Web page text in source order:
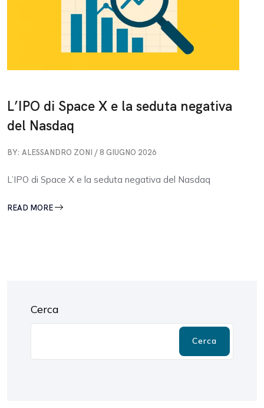
L’IPO di Space X e la seduta negativa
del Nasdaq
BY: ALESSANDRO ZONI / 8 GIUGNO 2026
L’IPO di Space X e la seduta negativa del Nasdaq
READ MORE
Cerca
Cerca